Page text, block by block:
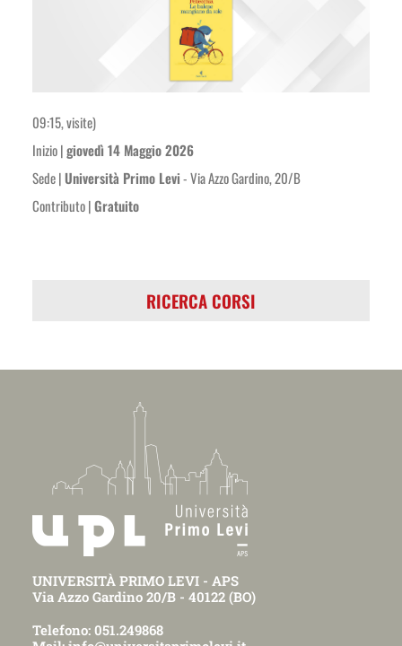
09:15, visite)
Inizio |giovedì 14 Maggio 2026
Sede |Università Primo Levi- Via Azzo Gardino, 20/B
Contributo |Gratuito
RICERCA CORSI
UNIVERSITÀ PRIMO LEVI - APS
Via Azzo Gardino 20/B - 40122 (BO)
Telefono: 051.249868